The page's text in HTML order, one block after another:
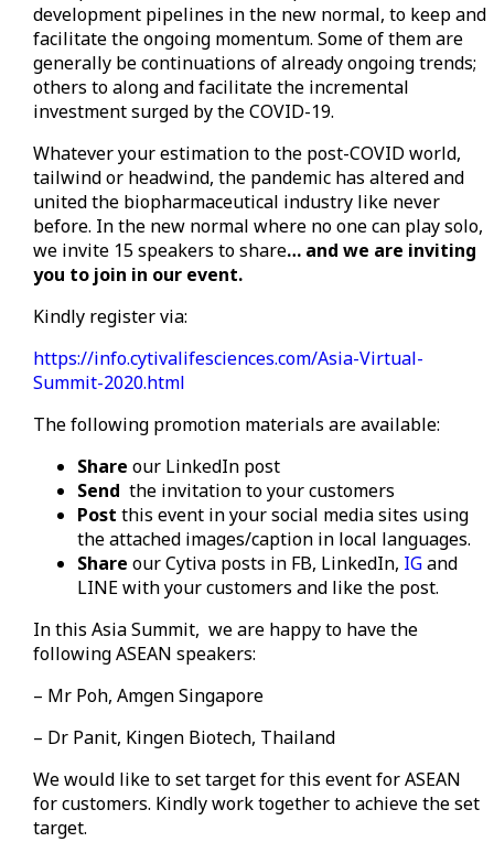
development pipelines in the new normal, to keep and
facilitate the ongoing momentum. Some of them are
generally be continuations of already ongoing trends;
others to along and facilitate the incremental
investment surged by the COVID-19.
Whatever your estimation to the post-COVID world,
tailwind or headwind, the pandemic has altered and
united the biopharmaceutical industry like never
before. In the new normal where no one can play solo,
we invite 15 speakers to share… and we are inviting
you to join in our event.
Kindly register via:
https://info.cytivalifesciences.com/Asia-Virtual-
Summit-2020.html
The following promotion materials are available:
Share our LinkedIn post
Send the invitation to your customers
Post this event in your social media sites using
the attached images/caption in local languages.
Share our Cytiva posts in FB, LinkedIn, IGand
LINE with your customers and like the post.
In this Asia Summit, we are happy to have the
following ASEAN speakers:
– Mr Poh, Amgen Singapore
– Dr Panit, Kingen Biotech, Thailand
We would like to set target for this event for ASEAN
for customers. Kindly work together to achieve the set
target.